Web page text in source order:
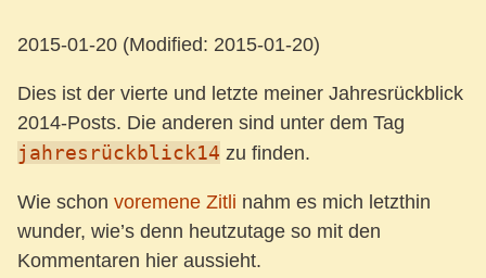
2015-01-20 (Modified: 2015-01-20)
Dies ist der vierte und letzte meiner Jahresrückblick
2014-Posts. Die anderen sind unter dem Tag
jahresrückblick14 zu finden.
Wie schon voremene Zitli nahm es mich letzthin
wunder, wie’s denn heutzutage so mit den
Kommentaren hier aussieht.